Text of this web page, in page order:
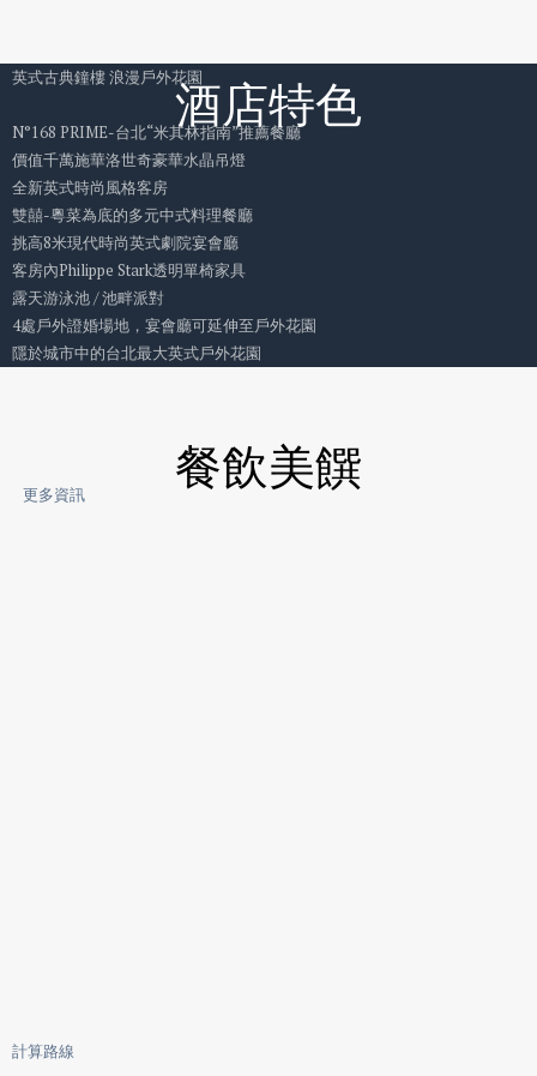
英式古典鐘樓浪漫戶外花園酒店特色
N°168 PRIME-台北“米其林指南”推薦餐廳
價值千萬施華洛世奇豪華水晶吊燈
全新英式時尚風格客房
雙囍-粵菜為底的多元中式料理餐廳
挑高8米現代時尚英式劇院宴會廳
客房內Philippe Stark透明單椅家具
露天游泳池 / 池畔派對
4處戶外證婚場地，宴會廳可延伸至戶外花園
隱於城市中的台北最大英式戶外花園
餐飲美饌
更多資訊
計算路線